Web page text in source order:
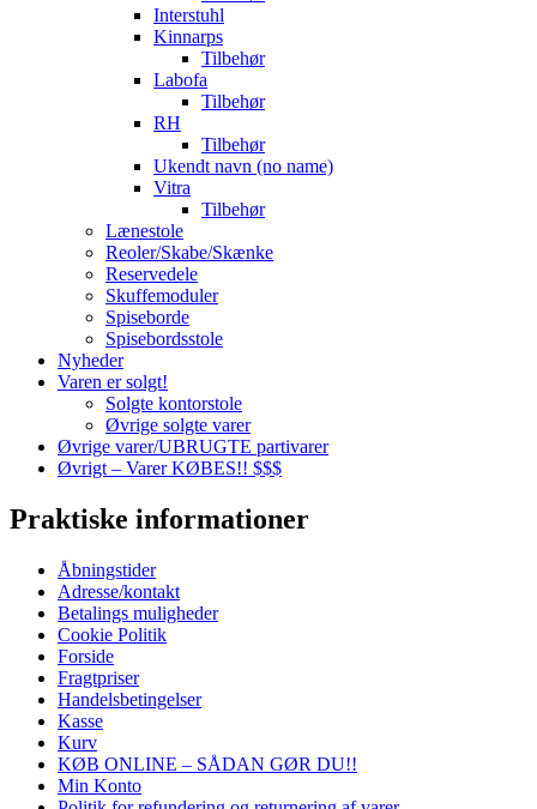
Interstuhl
Kinnarps
Tilbehør
Labofa
Tilbehør
RH
Tilbehør
Ukendt navn (no name)
Vitra
Tilbehør
Lænestole
Reoler/Skabe/Skænke
Reservedele
Skuffemoduler
Spiseborde
Spisebordsstole
Nyheder
Varen er solgt!
Solgte kontorstole
Øvrige solgte varer
Øvrige varer/UBRUGTE partivarer
Øvrigt – Varer KØBES!! $$$
Praktiske informationer
Åbningstider
Adresse/kontakt
Betalings muligheder
Cookie Politik
Forside
Fragtpriser
Handelsbetingelser
Kasse
Kurv
KØB ONLINE – SÅDAN GØR DU!!
Min Konto